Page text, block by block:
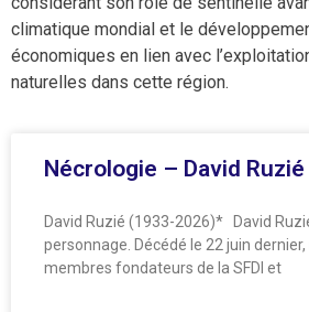
climatique mondial et le
économiques en lien avec
naturelles dans cette région.
Nécrologie – David
David Ruzié (1933-2026)* David
personnage. Décédé le 22 juin dernier,
membres fondateurs de la SFDI et